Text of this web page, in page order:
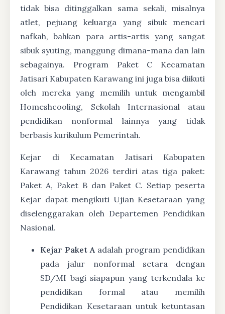
tidak bisa ditinggalkan sama sekali, misalnya
atlet, pejuang keluarga yang sibuk mencari
nafkah, bahkan para artis-artis yang sangat
sibuk syuting, manggung dimana-mana dan lain
sebagainya. Program Paket C Kecamatan
Jatisari Kabupaten Karawang ini juga bisa diikuti
oleh mereka yang memilih untuk mengambil
Homeshcooling, Sekolah Internasional atau
pendidikan nonformal lainnya yang tidak
berbasis kurikulum Pemerintah.
Kejar di Kecamatan Jatisari Kabupaten
Karawang tahun 2026 terdiri atas tiga paket:
Paket A, Paket B dan Paket C. Setiap peserta
Kejar dapat mengikuti Ujian Kesetaraan yang
diselenggarakan oleh Departemen Pendidikan
Nasional.
Kejar Paket A adalah program pendidikan
pada jalur nonformal setara dengan
SD/MI bagi siapapun yang terkendala ke
pendidikan formal atau memilih
Pendidikan Kesetaraan untuk ketuntasan